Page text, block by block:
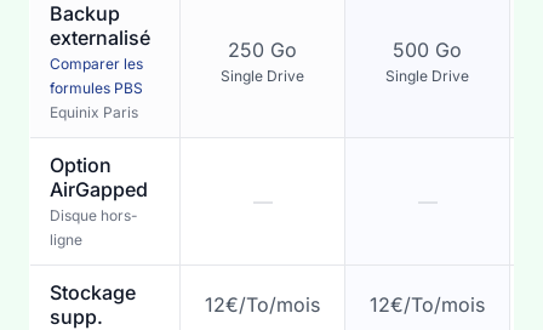
Backup
externalisé
Comparer les
formules PBS
Equinix Paris
250 Go
Single Drive
500 Go
Single Drive
Option
AirGapped
Disque hors-
ligne
— —
Stockage
supp.
12€/To/mois 12€/To/mois